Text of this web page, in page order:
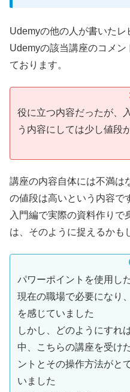
Udemyの他の人が書いたレ
Udemyの該当講座のコメ
ております。
役に立つ内容だったが、
う内容にしては少し値段
講座の内容自体には不満は
の値段は高いという内容で
入門編で実際の資料作りで
は、そのように捉えるかも
パワーポイントを使用し
現在の職場で必要になり
を感じていました
しかし、どのようにすれ
中、こちらの講座を受け
ントとその操作方法がと
いました